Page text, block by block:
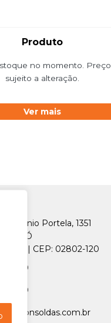
Produto
no momento. Preço
sujeito a alteração.
Ver mais
Petrônio Portela, 1351
do Ó
SP | CEP: 02802-120
6000
6000